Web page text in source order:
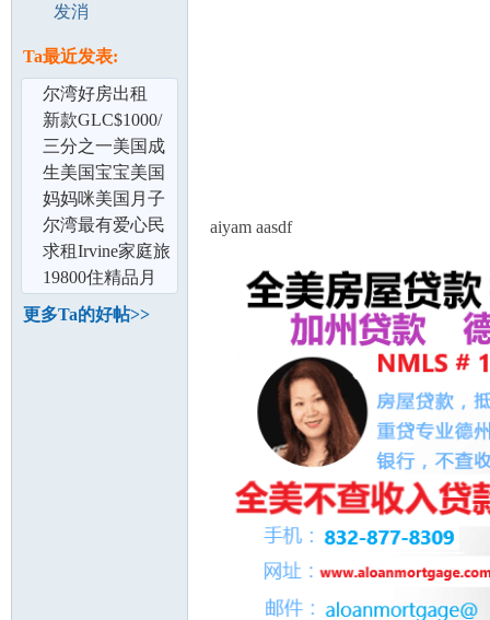
发消
Ta最近发表:
尔湾好房出租
新款GLC$1000/
月含全保及雨伞
险
三分之一美国成
年人拥有大学学
位
生美国宝宝美国
上大学未必能省
学费
妈妈咪美国月子
中心,全流程一站
式赴美产子
尔湾最有爱心民
宿 接待待产妈妈
细致周到服
求租Irvine家庭旅
馆及住房
19800住精品月
子会所,比DIY更
合算,一对一月
更多Ta的好帖>>
aiyam aasdf